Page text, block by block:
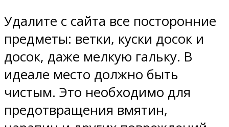
Удалите с сайта все посторонние
предметы: ветки, куски досок и
досок, даже мелкую гальку. В
идеале место должно быть
чистым. Это необходимо для
предотвращения вмятин,